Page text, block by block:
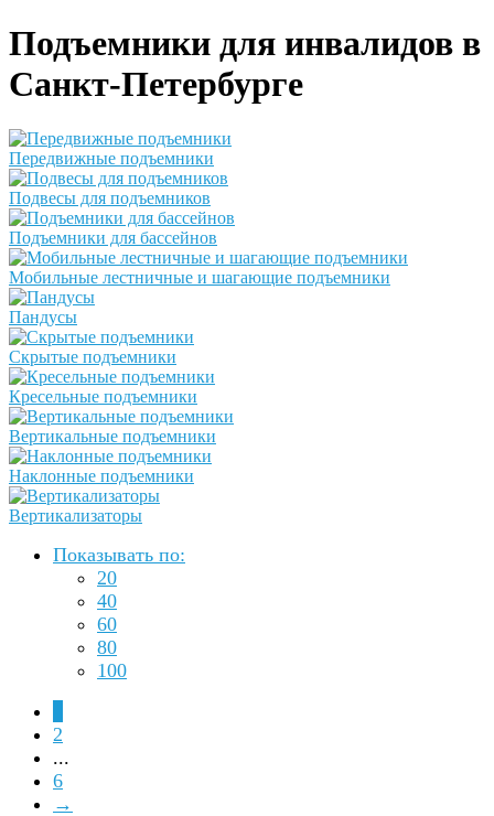
Подъемники для инвалидов в
Санкт-Петербурге
Передвижные подъемники
Подвесы для подъемников
Подъемники для бассейнов
Мобильные лестничные и шагающие подъемники
Пандусы
Скрытые подъемники
Кресельные подъемники
Вертикальные подъемники
Наклонные подъемники
Вертикализаторы
Показывать по:
20
40
60
80
100
2
...
6
→